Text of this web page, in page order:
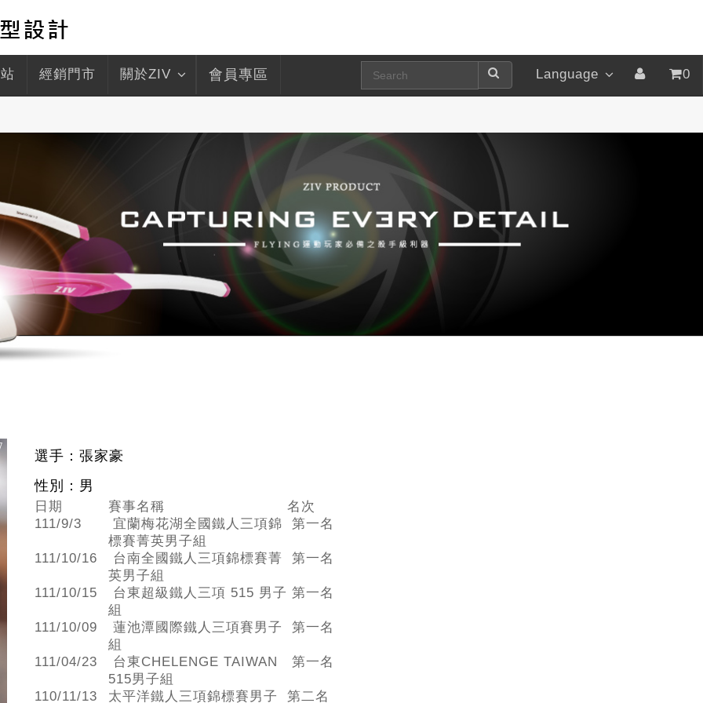
經銷門市 關於ZIV 會員專區 Language 0
選手：張家豪
性別：男
日期 賽事名稱
名次
111/9/3
宜蘭梅花湖全國鐵人三項錦
標賽菁英男子組
第一名
111/10/16
台南全國鐵人三項錦標賽菁
英男子組
第一名
111/10/15
台東超級鐵人三項 515 男子
組
第一名
111/10/09
蓮池潭國際鐵人三項賽男子
組
第一名
111/04/23
台東CHELENGE TAIWAN
515男子組
第一名
110/11/13 太平洋鐵人三項錦標賽男子 第二名